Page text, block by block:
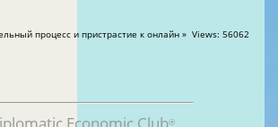
процесс и пристрастие к онлайн » Views: 56062
®